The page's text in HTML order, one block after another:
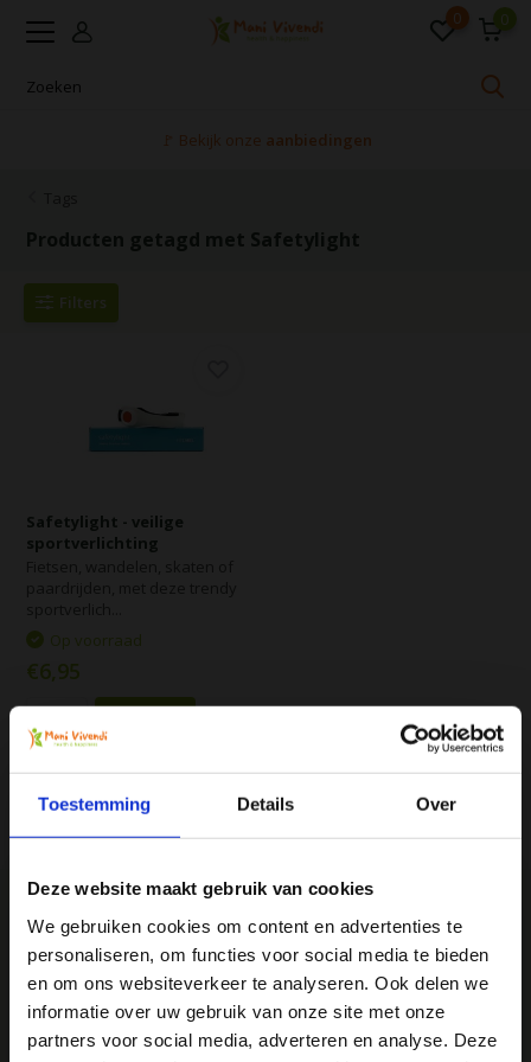
Toestemming Details Over
Deze website maakt gebruik van cookies
We gebruiken cookies om content en advertenties te
personaliseren, om functies voor social media te bieden
en om ons websiteverkeer te analyseren. Ook delen we
informatie over uw gebruik van onze site met onze
partners voor social media, adverteren en analyse. Deze
0 0
🚩 Bekijk onze aanbiedingen
Producten getagd met Safetylight
Filters
Safetylight - veilige
sportverlichting
Vergelijk
Op voorraad
€6,95
We♥health & happiness
Mani Vivendi gezondheidsproducten: Net dat
beetje extra!
Ja, ik wil 5% korting op mijn
volgende bestelling!